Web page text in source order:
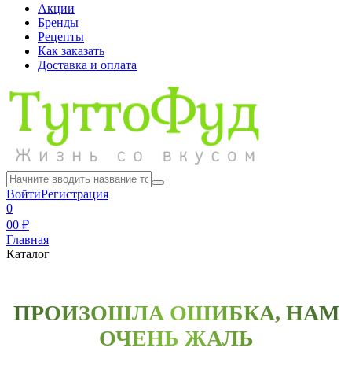
Акции
Бренды
Рецепты
Как заказать
Доставка и оплата
ВойтиРегистрация
0
00 ₽
Главная
Каталог
ПРОИЗОШЛА ОШИБКА, НАМ
ОЧЕНЬ ЖАЛЬ